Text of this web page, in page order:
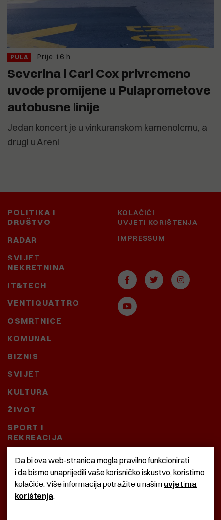
PULA Prije 16 h
Severina i Carl Cox privremeno
uvode promijene u Pulaprometove
autobusne linije
Jedan koncert je u vinkuranskom kamenolomu, a
drugi u Areni
POLITIKA I
DRUŠTVO
RADAR
SVIJET
NEKRETNINA
IT&TECH
VENTIQUATTRO
OSMRTNICE
KOMUNAL
BIZNIS
SVIJET
KULTURA
ŽIVOT
SPORT I
REKREACIJA
BAŠTARDINI I PRAVI
KRASNA ZEMLJA
KOLAČIĆI
UVJETI KORIŠTENJA
IMPRESSUM
Da bi ova web-stranica mogla pravilno funkcionirati
i da bismo unaprijedili vaše korisničko iskustvo, koristimo
kolačiće. Više informacija potražite u našim uvjetima
korištenja.